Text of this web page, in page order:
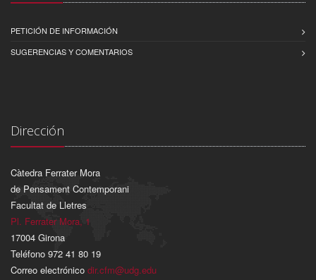
PETICIÓN DE INFORMACIÓN
SUGERENCIAS Y COMENTARIOS
Dirección
Càtedra Ferrater Mora
de Pensament Contemporani
Facultat de Lletres
Pl. Ferrater Mora, 1
17004 Girona
Teléfono 972 41 80 19
Correo electrónico dir.cfm@udg.edu